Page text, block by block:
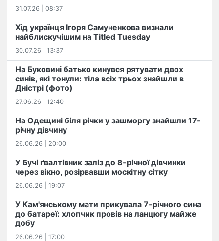
31.07.26 | 08:37
Хід українця Ігоря Самуненкова визнали
найблискучішим на Titled Tuesday
30.07.26 | 13:37
На Буковині батько кинувся рятувати двох
синів, які тонули: тіла всіх трьох знайшли в
Дністрі (фото)
27.06.26 | 12:40
На Одещині біля річки у зашморгу знайшли 17-
річну дівчину
26.06.26 | 20:00
У Бучі ґвалтівник заліз до 8-річної дівчинки
через вікно, розірвавши москітну сітку
26.06.26 | 19:07
У Кам'янському мати прикувала 7-річного сина
до батареї: хлопчик провів на ланцюгу майже
добу
26.06.26 | 17:00